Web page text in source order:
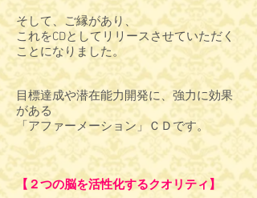
そして、ご縁があり、
これをCDとしてリリースさせていただく
ことになりました。
目標達成や潜在能力開発に、強力に効果
がある
「アファーメーション」ＣＤです。
【２つの脳を活性化するクオリティ】